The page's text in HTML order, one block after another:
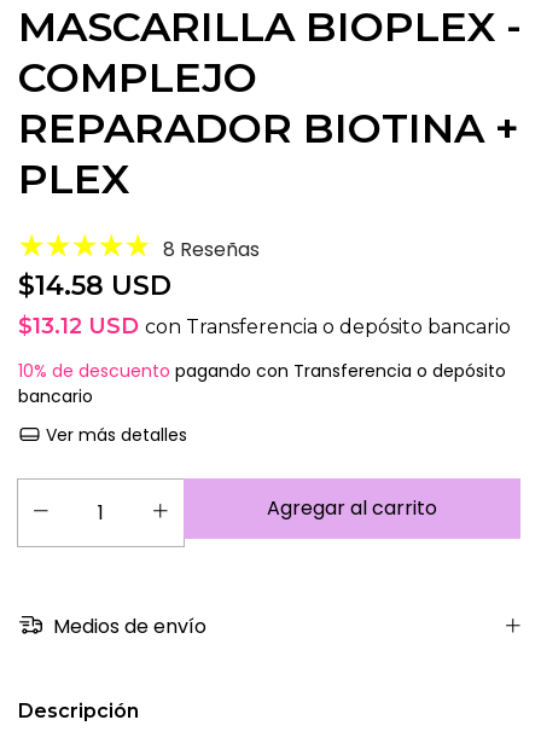
MASCARILLA BIOPLEX -
COMPLEJO
REPARADOR BIOTINA +
PLEX
8 Reseñas
$14.58 USD
$13.12 USD con Transferencia o depósito bancario
10% de descuento pagando con Transferencia o depósito
bancario
Ver más detalles
Medios de envío
Descripción